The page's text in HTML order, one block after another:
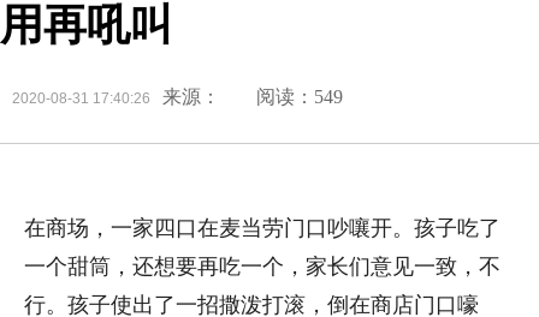
用再吼叫
2020-08-31 17:40:26 来源： 阅读：549
在商场，一家四口在麦当劳门口吵嚷开。孩子吃了
一个甜筒，还想要再吃一个，家长们意见一致，不
行。孩子使出了一招撒泼打滚，倒在商店门口嚎